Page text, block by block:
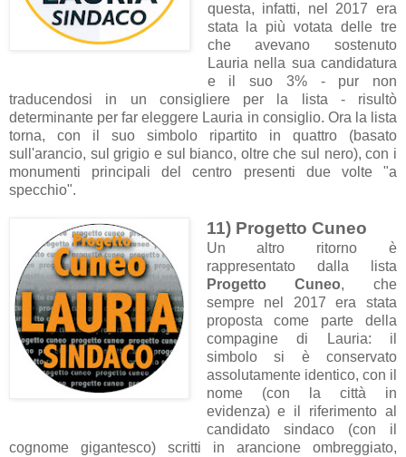
questa, infatti, nel 2017 era
stata la più votata delle tre
che avevano sostenuto
Lauria nella sua candidatura
e il suo 3% - pur non
traducendosi in un consigliere per la lista - risultò
determinante per far eleggere Lauria in consiglio. Ora la lista
torna, con il suo simbolo ripartito in quattro (basato
sull'arancio, sul grigio e sul bianco, oltre che sul nero), con i
monumenti principali del centro presenti due volte "a
specchio".
11) Progetto Cuneo
Un altro ritorno è
rappresentato dalla lista
Progetto Cuneo, che
sempre nel 2017 era stata
proposta come parte della
compagine di Lauria: il
simbolo si è conservato
assolutamente identico, con il
nome (con la città in
evidenza) e il riferimento al
candidato sindaco (con il
cognome gigantesco) scritti in arancione ombreggiato,